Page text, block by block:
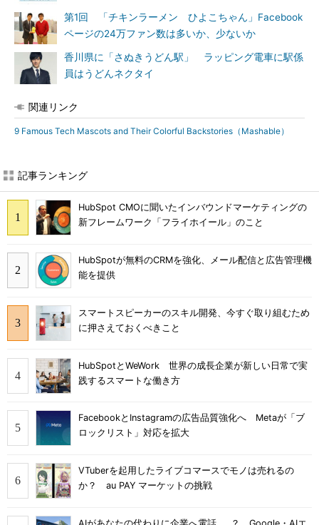
第1回 「チキンラーメン ひよこちゃん」Facebook
ページの24万ファン数は多いか、少ないか
香川県に「さぬきうどん駅」 ラッピング電車に駅係
員はうどんネクタイ
関連リンク
9 Famous Tech Mascots and Their Colorful Backstories（Mashable）
記事ランキング
HubSpot CMOに聞いたインバウンドマーケティングの
新フレームワーク「フライホイール」のこと
HubSpotが無料のCRMを強化、メール配信と広告管理機
能を提供
スマートスピーカーのスキル開発、今すぐ取り組むため
に押さえておくべきこと
HubSpotとWeWork 世界の成長企業が新しい日常で実
践するスマートな働き方
FacebookとInstagramの広告品質強化へ Metaが「ブ
ロックリスト」対応を拡大
VTuberを起用したライブコマースでモノは売れるの
か？ au PAY マーケットの挑戦